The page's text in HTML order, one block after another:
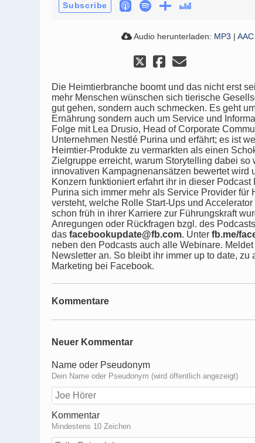
Subscribe
Audio herunterladen: MP3 | AAC
Die Heimtierbranche boomt und das nicht erst
mehr Menschen wünschen sich tierische
gut gehen, sondern auch schmecken. Es geht
Ernährung sondern auch um Service und
Folge mit Lea Drusio, Head of Corporate
Unternehmen Nestlé Purina und erfährt; es ist
Heimtier-Produkte zu vermarkten als einen
Zielgruppe erreicht, warum Storytelling dabei so
innovativen Kampagnenansätzen bewertet wird
Konzern funktioniert erfahrt ihr in dieser
Purina sich immer mehr als Service Provider für
versteht, welche Rolle Start-Ups und
schon früh in ihrer Karriere zur Führungskraft
Anregungen oder Rückfragen bzgl. des
das facebookupdate@fb.com. Unter fb.me/
neben den Podcasts auch alle Webinare.
Newsletter an. So bleibt ihr immer up to date, zu
Marketing bei Facebook.
Kommentare
Neuer Kommentar
Name oder Pseudonym
Dein Name oder Pseudonym (wird öffentlich angezeigt)
Kommentar
Mindestens 10 Zeichen